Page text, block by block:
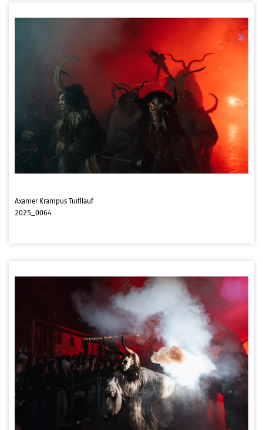
Axamer Krampus Tuifllauf
2025_0064